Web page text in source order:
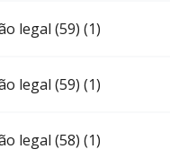
legal (59) (1)
legal (59) (1)
legal (58) (1)